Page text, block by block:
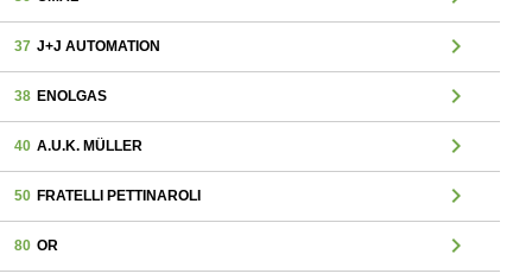
37 J+J AUTOMATION chevron_right
38 ENOLGAS chevron_right
40 A.U.K. MÜLLER chevron_right
50 FRATELLI PETTINAROLI chevron_right
80 OR chevron_right